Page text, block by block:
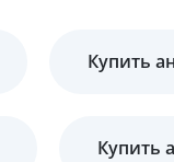
Купить
Купить